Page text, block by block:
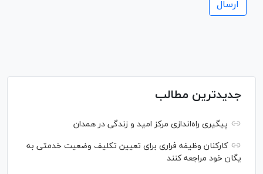
جدیدترین مطالب
پیگیری راه‌اندازی مرکز امید و زندگی در همدان
کارکنان وظیفه فراری برای تعیین تکلیف وضعیت خدمتی به
یگان خود مراجعه کنند